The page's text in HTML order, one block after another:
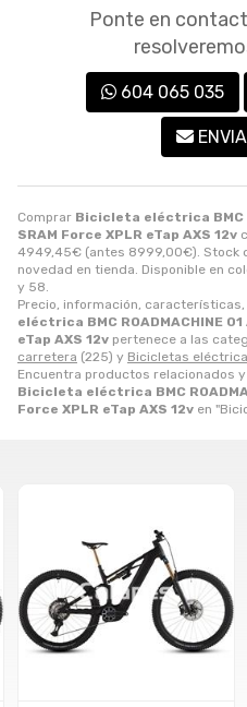
Comprar Bicicleta eléctrica BMC
SRAM Force XPLR eTap AXS 12v
4949,45€ (antes 8999,00€). Stock
novedad en tienda. Disponible en
y 58.
Precio, información,
eléctrica BMC ROADMACHINE 01
eTap AXS 12v pertenece a las
carretera (225) y Bicicletas
Encuentra productos relacionados
Bicicleta eléctrica BMC
Force XPLR eTap AXS 12v en
Ponte en
604 065 035